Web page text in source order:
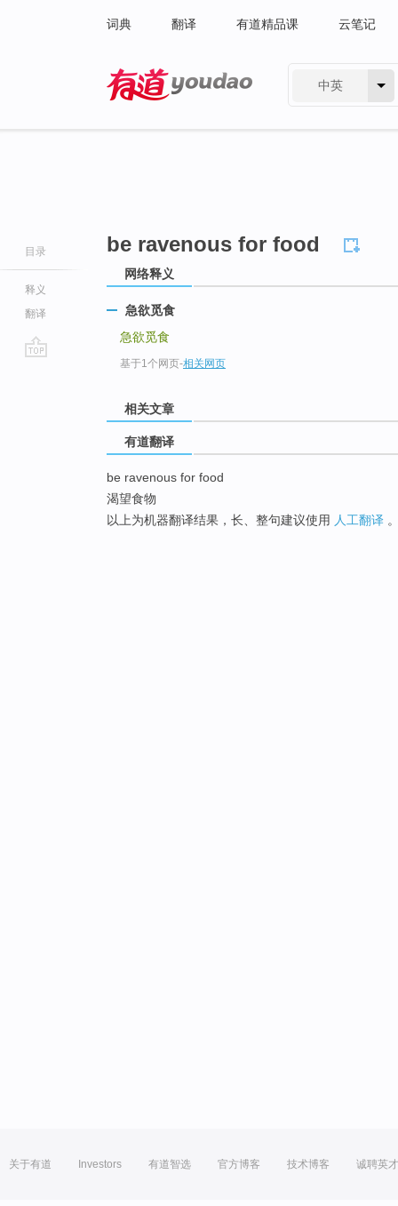
词典 翻译 有道精品课 云笔记
中英
目录
释义
翻译
be ravenous for food
网络释义
急欲觅食
急欲觅食
基于1个网页-相关网页
相关文章
有道翻译
be ravenous for food
渴望食物
以上为机器翻译结果，长、整句建议使用 人工翻译
关于有道 Investors 有道智选 官方博客 技术博客 诚聘英才